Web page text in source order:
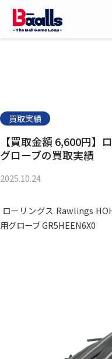
買取実績
【買取金額 6,600円】
グローブの買取実績
2025.10.24
ローリングス Rawlings
用グローブ GR5HEEN6X0